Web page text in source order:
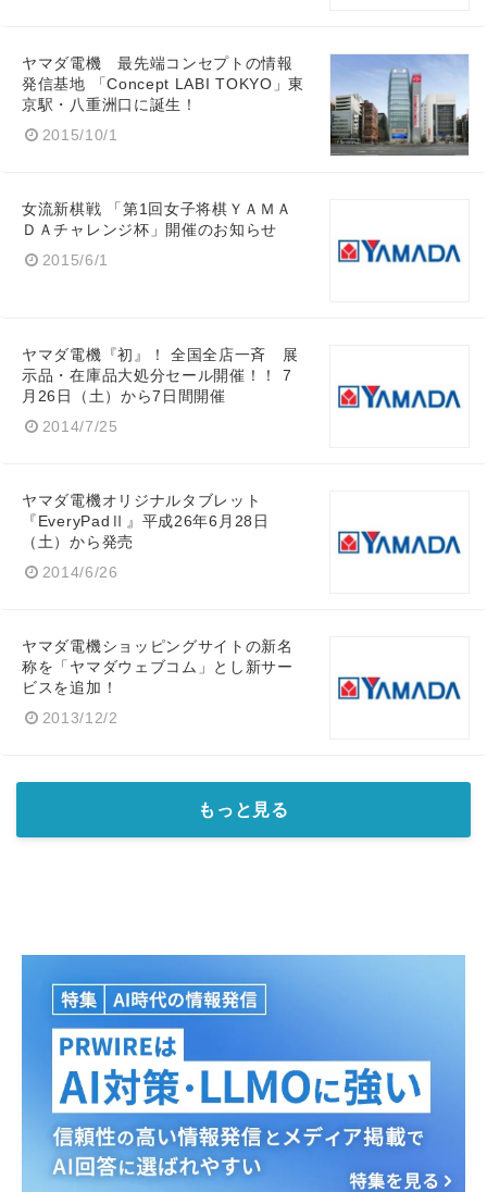
ヤマダ電機 最先端コンセプトの情報
発信基地 「Concept LABI TOKYO」東
京駅・八重洲口に誕生！
2015/10/1
女流新棋戦 「第1回女子将棋ＹＡＭＡ
ＤＡチャレンジ杯」開催のお知らせ
2015/6/1
ヤマダ電機『初』！ 全国全店一斉 展
示品・在庫品大処分セール開催！！ 7
月26日（土）から7日間開催
2014/7/25
ヤマダ電機オリジナルタブレット
『EveryPadⅡ』平成26年6月28日
（土）から発売
2014/6/26
ヤマダ電機ショッピングサイトの新名
称を「ヤマダウェブコム」とし新サー
ビスを追加！
2013/12/2
もっと見る